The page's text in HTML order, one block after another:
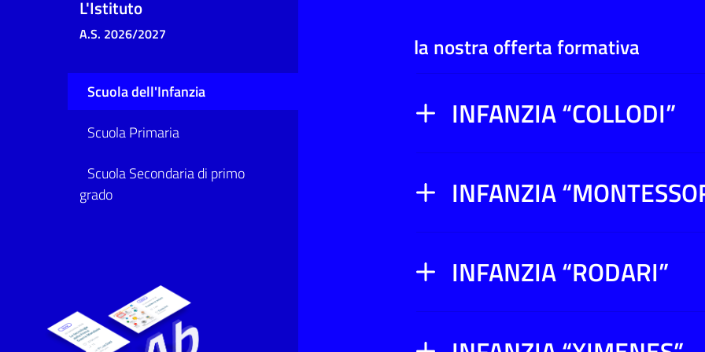
la nostra offerta formativa
L'Istituto
A.S. 2026/2027
Scuola dell'Infanzia
Scuola Primaria
Scuola Secondaria di primo
grado
INFANZIA “COLLODI”
INFANZIA
INFANZIA “RODARI”